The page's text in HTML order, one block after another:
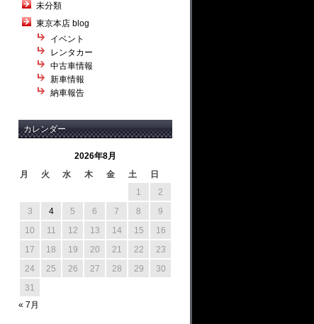
未分類
東京本店 blog
イベント
レンタカー
中古車情報
新車情報
納車報告
カレンダー
2026年8月
月
火 水 木 金 土
日
1
2
3
4 5 6 7 8
9
10
11 12 13 14 15
16
17
18 19 20 21 22
23
24
25 26 27 28 29
30
31
« 7月